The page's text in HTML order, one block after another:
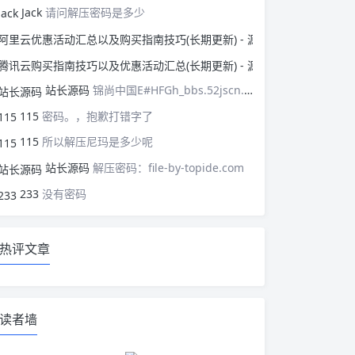
Jack 请问解压密码是多少
站长源码 锦尚中国E#HFGh_bbs.52jscn.comEYzhibo8
115 密码。，抱歉打错字了
115 所以解压尼玛是多少呢
站长源码 解压密码：file-by-topide.com
233 没有密码
热评文章
读者墙